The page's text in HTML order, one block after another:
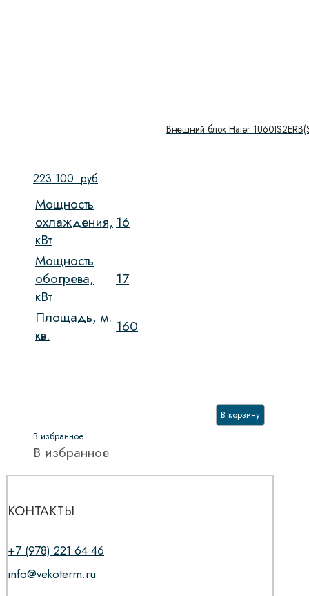
Внешний блок Haier
223 100 руб
Мощность
охлаждения,
кВт
16
Мощность
обогрева,
кВт
17
Площадь, м.
кв.
160
В корзину
В избранное
В избранное
КОНТАКТЫ
+7 (978) 221 64 46
info@vekoterm.ru